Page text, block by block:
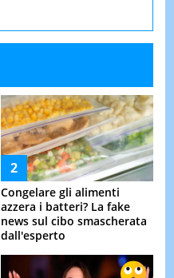
Congelare gli alimenti
azzera i batteri? La fake
news sul cibo smascherata
dall'esperto